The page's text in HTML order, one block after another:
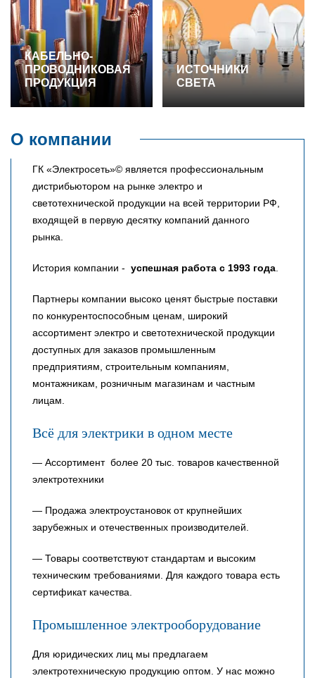
КАБЕЛЬНО-
ПРОВОДНИКОВАЯ
ПРОДУКЦИЯ
ИСТОЧНИКИ
СВЕТА
О компании
ГК «Электросеть»© является профессиональным
дистрибьютором на рынке электро и
светотехнической продукции на всей территории РФ,
входящей в первую десятку компаний данного
рынка.
История компании - успешная работа с 1993 года.
Партнеры компании высоко ценят быстрые поставки
по конкурентоспособным ценам, широкий
ассортимент электро и светотехнической продукции
доступных для заказов промышленным
предприятиям, строительным компаниям,
монтажникам, розничным магазинам и частным
лицам.
Всё для электрики в одном месте
— Ассортимент более 20 тыс. товаров качественной
электротехники
— Продажа электроустановок от крупнейших
зарубежных и отечественных производителей.
— Товары соответствуют стандартам и высоким
техническим требованиями. Для каждого товара есть
сертификат качества.
Промышленное электрооборудование
Для юридических лиц мы предлагаем
электротехническую продукцию оптом. У нас можно